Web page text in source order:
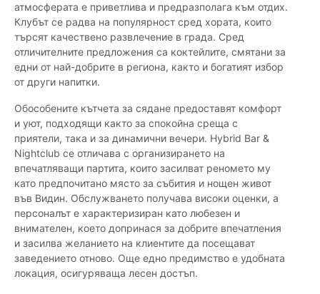
атмосферата е приветлива и предразполага към отдих.
Клубът се радва на популярност сред хората, които
търсят качествено развлечение в града. Сред
отличителните предложения са коктейлите, смятани за
едни от най-добрите в региона, както и богатият избор
от други напитки.
Обособените кътчета за сядане предоставят комфорт
и уют, подходящи както за спокойна среща с
приятели, така и за динамични вечери. Hybrid Bar &
Nightclub се отличава с организирането на
впечатляващи партита, които засилват реномето му
като предпочитано място за събития и нощен живот
във Видин. Обслужването получава високи оценки, а
персоналът е характеризиран като любезен и
внимателен, което допринася за добрите впечатления
и засилва желанието на клиентите да посещават
заведението отново. Още едно предимство е удобната
локация, осигуряваща лесен достъп.